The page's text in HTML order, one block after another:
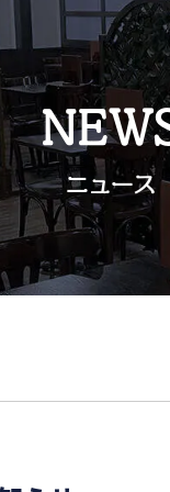
ニュース